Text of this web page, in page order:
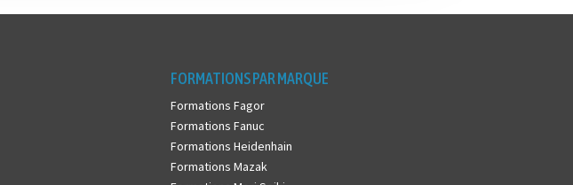
FORMATIONS PAR MARQUE
Formations Fagor
Formations Fanuc
Formations Heidenhain
Formations Mazak